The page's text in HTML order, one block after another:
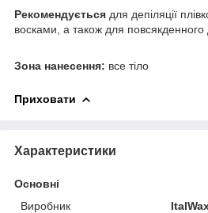
Рекомендується для депіляції
восками, а також для повсякденного
Зона нанесення: все тіло
Приховати
Характеристики
Основні
Виробник